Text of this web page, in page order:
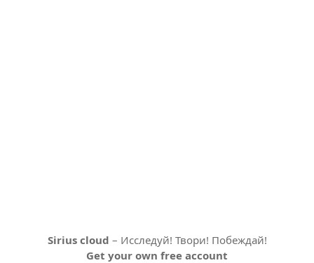
Sirius cloud – Исследуй! Твори! Побеждай!
Get your own free account